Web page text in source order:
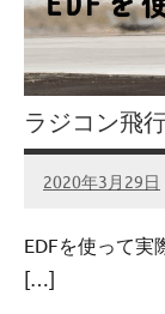
ラジコン飛
2020年3月29日
admin
No
EDFを使って実
[…]